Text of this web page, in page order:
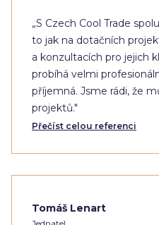
„S Czech Cool Trade
to jak na dotačních
a konzultacích pro jejich
probíhá velmi
příjemná. Jsme rádi, že
projektů."
Přečíst celou referenci
Tomáš Lenart